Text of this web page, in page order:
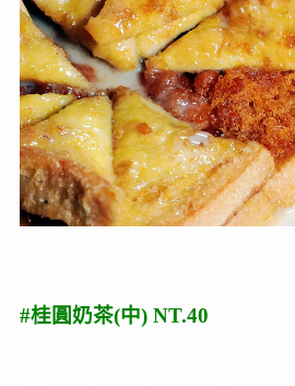
#桂圓奶茶(中) NT.40